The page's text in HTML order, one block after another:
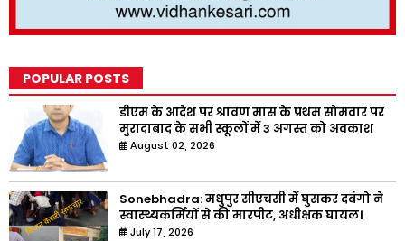
POPULAR POSTS
डीएम के आदेश पर श्रावण मास के प्रथम सोमवार पर
मुरादाबाद के सभी स्कूलों में 3 अगस्त को अवकाश
August 02, 2026
Sonebhadra: मधुपुर सीएचसी में घुसकर दबंगो ने
स्वास्थ्यकर्मियों से की मारपीट, अधीक्षक घायल।
July 17, 2026